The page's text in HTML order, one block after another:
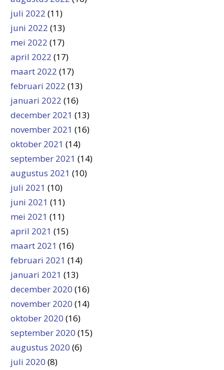
juli 2022 (11)
juni 2022 (13)
mei 2022 (17)
april 2022 (17)
maart 2022 (17)
februari 2022 (13)
januari 2022 (16)
december 2021 (13)
november 2021 (16)
oktober 2021 (14)
september 2021 (14)
augustus 2021 (10)
juli 2021 (10)
juni 2021 (11)
mei 2021 (11)
april 2021 (15)
maart 2021 (16)
februari 2021 (14)
januari 2021 (13)
december 2020 (16)
november 2020 (14)
oktober 2020 (16)
september 2020 (15)
augustus 2020 (6)
juli 2020 (8)